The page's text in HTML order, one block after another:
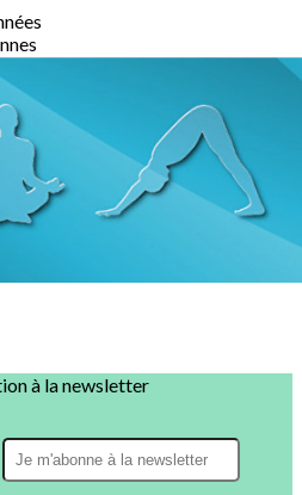
colonnes affichées
à la newsletter